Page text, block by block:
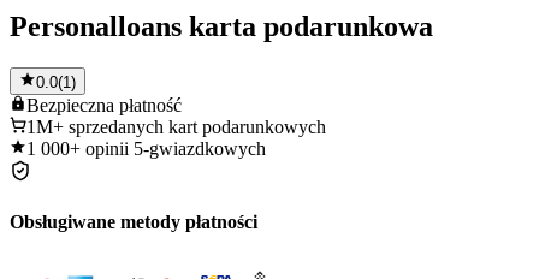
Personalloans karta podarunkowa
0.0(1)
Bezpieczna płatność
1M+ sprzedanych kart podarunkowych
1 000+ opinii 5-gwiazdkowych
Obsługiwane metody płatności